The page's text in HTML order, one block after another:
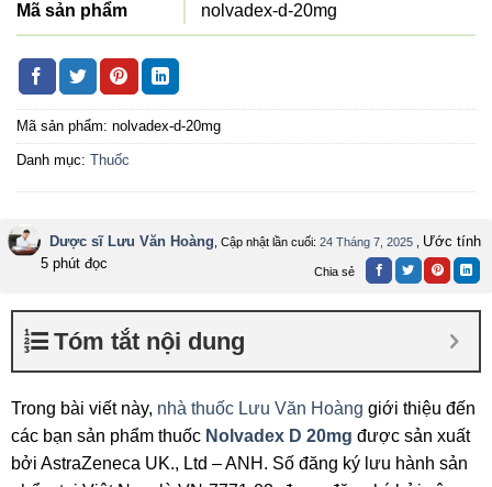
Mã sản phẩm nolvadex-d-20mg
Mã sản phẩm: nolvadex-d-20mg
Danh mục: Thuốc
Dược sĩ Lưu Văn Hoàng , Cập nhật lần cuối: 24 Tháng 7, 2025
Ước tính
5 phút đọc
Chia sẻ
Tóm tắt nội dung
Trong bài viết này, nhà thuốc Lưu Văn Hoàng giới thiệu đến
các bạn sản phẩm thuốc Nolvadex D 20mg được sản xuất
bởi AstraZeneca UK., Ltd – ANH. Số đăng ký lưu hành sản